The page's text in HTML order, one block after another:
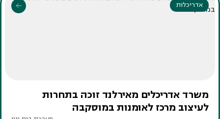
אדריכלות
משרד אדריכלים מאירלנד זוכה בתחרות
לעיצוב מרכז לאומנות במוסקבה